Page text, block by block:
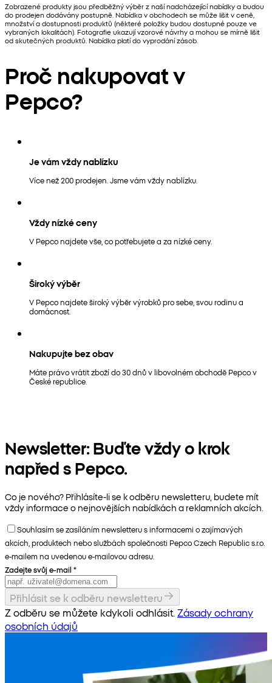
Zobrazené produkty jsou předběžný výběr z naší nadcházející nabídky a budou
do prodejen dodávány postupně. Nabídka v obchodech se může lišit v ceně,
množství a dostupnosti produktů (některé položky budou dostupné pouze ve
vybraných lokalitách). Fotografie ukazují vzorové návrhy a mohou se mírně lišit
od skutečných produktů. Nabídka platí do vyprodání zásob.
Proč nakupovat v
Pepco?
Je vám vždy nablízku
Více než 200 prodejen. Jsme vám vždy nablízku.
Vždy nízké ceny
V Pepco najdete vše, co potřebujete a za nízké ceny.
Široký výběr
V Pepco najdete široký výběr výrobků pro sebe, svou rodinu a
domácnost.
Nakupujte bez obav
Máte právo vrátit zboží do 30 dnů v libovolném obchodě Pepco v
České republice.
Newsletter: Buďte vždy o krok
napřed s Pepco.
Co je nového? Přihlásíte-li se k odběru newsletteru, budete mít
vždy informace o nejnovějších nabídkách a reklamních akcích.
Souhlasím se zasíláním newsletteru s informacemi o zajímavých
akcích, produktech nebo službách společnosti Pepco Czech Republic s.r.o.
e-mailem na uvedenou e-mailovou adresu.
Zadejte svůj e-mail *
Přihlásit se k odběru newsletteru
Z odběru se můžete kdykoli odhlásit. Zásady ochrany
osobních údajů